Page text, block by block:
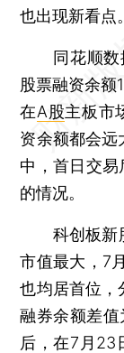
也出现新看点。
同花顺数
股票融资余额
在A股主板市
资余额都会
中，首日交
的情况。
科创板新
市值最大，7
也均居首位
融券余额差
后，在7月23